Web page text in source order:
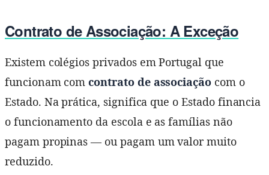
Contrato de Associação: A Exceção
Existem colégios privados em Portugal que
funcionam comcontrato de associação com o
Estado. Na prática, significa que o Estado financia
o funcionamento da escola e as famílias não
pagam propinas — ou pagam um valor muito
reduzido.